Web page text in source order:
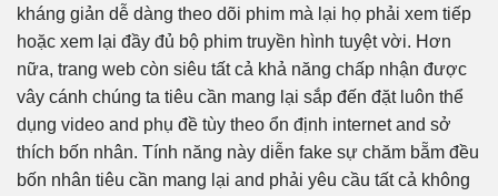
kháng giản dễ dàng theo dõi phim mà lại họ phải xem tiếp
hoặc xem lại đầy đủ bộ phim truyền hình tuyệt vời. Hơn
nữa, trang web còn siêu tất cả khả năng chấp nhận được
vây cánh chúng ta tiêu cần mang lại sắp đến đặt luôn thể
dụng video and phụ đề tùy theo ổn định internet and sở
thích bốn nhân. Tính năng này diễn fake sự chăm bẵm đều
bốn nhân tiêu cần mang lại and phải yêu cầu tất cả không